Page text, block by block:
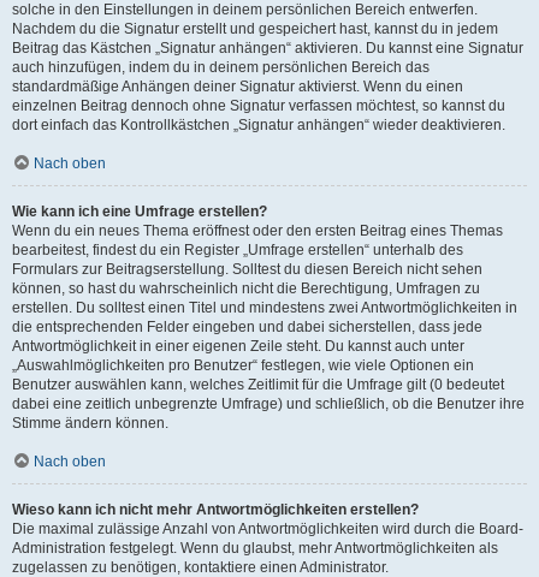
solche in den Einstellungen in deinem persönlichen Bereich entwerfen.
Nachdem du die Signatur erstellt und gespeichert hast, kannst du in jedem
Beitrag das Kästchen „Signatur anhängen“ aktivieren. Du kannst eine Signatur
auch hinzufügen, indem du in deinem persönlichen Bereich das
standardmäßige Anhängen deiner Signatur aktivierst. Wenn du einen
einzelnen Beitrag dennoch ohne Signatur verfassen möchtest, so kannst du
dort einfach das Kontrollkästchen „Signatur anhängen“ wieder deaktivieren.
Nach oben
Wie kann ich eine Umfrage erstellen?
Wenn du ein neues Thema eröffnest oder den ersten Beitrag eines Themas
bearbeitest, findest du ein Register „Umfrage erstellen“ unterhalb des
Formulars zur Beitragserstellung. Solltest du diesen Bereich nicht sehen
können, so hast du wahrscheinlich nicht die Berechtigung, Umfragen zu
erstellen. Du solltest einen Titel und mindestens zwei Antwortmöglichkeiten in
die entsprechenden Felder eingeben und dabei sicherstellen, dass jede
Antwortmöglichkeit in einer eigenen Zeile steht. Du kannst auch unter
„Auswahlmöglichkeiten pro Benutzer“ festlegen, wie viele Optionen ein
Benutzer auswählen kann, welches Zeitlimit für die Umfrage gilt (0 bedeutet
dabei eine zeitlich unbegrenzte Umfrage) und schließlich, ob die Benutzer ihre
Stimme ändern können.
Nach oben
Wieso kann ich nicht mehr Antwortmöglichkeiten erstellen?
Die maximal zulässige Anzahl von Antwortmöglichkeiten wird durch die Board-
Administration festgelegt. Wenn du glaubst, mehr Antwortmöglichkeiten als
zugelassen zu benötigen, kontaktiere einen Administrator.